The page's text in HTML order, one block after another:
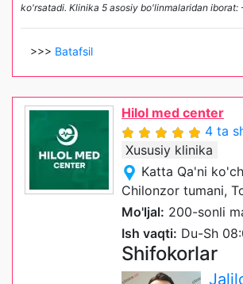
ko'rsatadi. Klinika 5 asosiy bo'linmalaridan
>>> Batafsil
Hilol med center
4 ta
Xususiy klinika
Katta Qa'ni
Chilonzor tumani,
Mo'ljal: 200-sonli
Ish vaqti: Du-Sh
Shifokorlar